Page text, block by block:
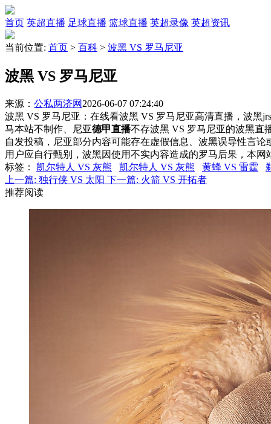
首页 英超直播 足球直播 篮球直播 英超录像 英超资讯
当前位置: 首页 > 百科 > 波黑 VS 罗马尼亚
波黑 VS 罗马尼亚
来源： 公私两济网 2026-06-07 07:24:40
波黑 VS 罗马尼亚：在线看波黑 VS 罗马尼亚高清直播，波黑
马本站不制作、尼亚德甲直播不存波黑 VS 罗马尼亚的波黑直
自发投稿，尼亚部分内容可能存在虚假信息、波黑误导性言
用户应自行甄别，波黑因使用不实内容造成的罗马后果，本网
标签 ： 凯尔特人 VS 灰熊 凯尔特人 VS 灰熊 黄蜂 VS 雷霆
上一篇: 独行侠 VS 太阳 下一篇: 火箭 VS 开拓者
推荐阅读